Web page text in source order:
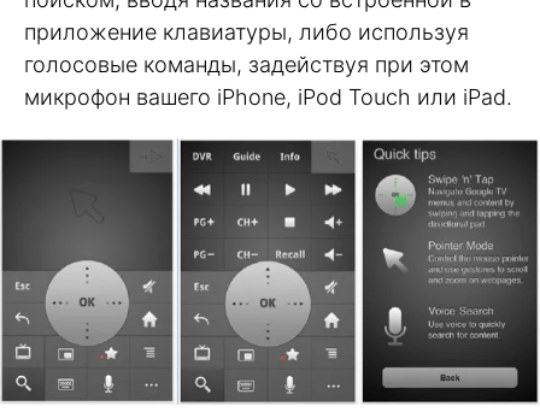
приложение клавиатуры, либо используя
голосовые команды, задействуя при этом
микрофон вашего iPhone, iPod Touch или iPad.